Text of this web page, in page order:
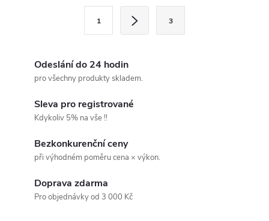
1 3
Odeslání do 24 hodin
pro všechny produkty skladem.
Sleva pro registrované
Kdykoliv 5% na vše !!
Bezkonkurenční ceny
při výhodném poměru cena × výkon.
Doprava zdarma
Pro objednávky od 3 000 Kč